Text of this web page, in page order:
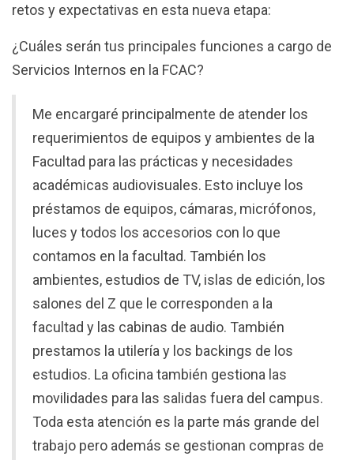
retos y expectativas en esta nueva etapa:
¿Cuáles serán tus principales funciones a cargo de
Servicios Internos en la FCAC?
Me encargaré principalmente de atender los
requerimientos de equipos y ambientes de la
Facultad para las prácticas y necesidades
académicas audiovisuales. Esto incluye los
préstamos de equipos, cámaras, micrófonos,
luces y todos los accesorios con lo que
contamos en la facultad. También los
ambientes, estudios de TV, islas de edición, los
salones del Z que le corresponden a la
facultad y las cabinas de audio. También
prestamos la utilería y los backings de los
estudios. La oficina también gestiona las
movilidades para las salidas fuera del campus.
Toda esta atención es la parte más grande del
trabajo pero además se gestionan compras de